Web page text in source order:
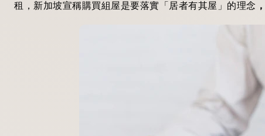
租，新加坡宣稱購買組屋是要落實「居者有其屋」的理念 ，